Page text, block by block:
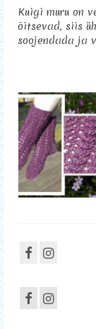
Asjad
Sisustus
Kuigi muru on
õitsevad, siis
soojendada ja